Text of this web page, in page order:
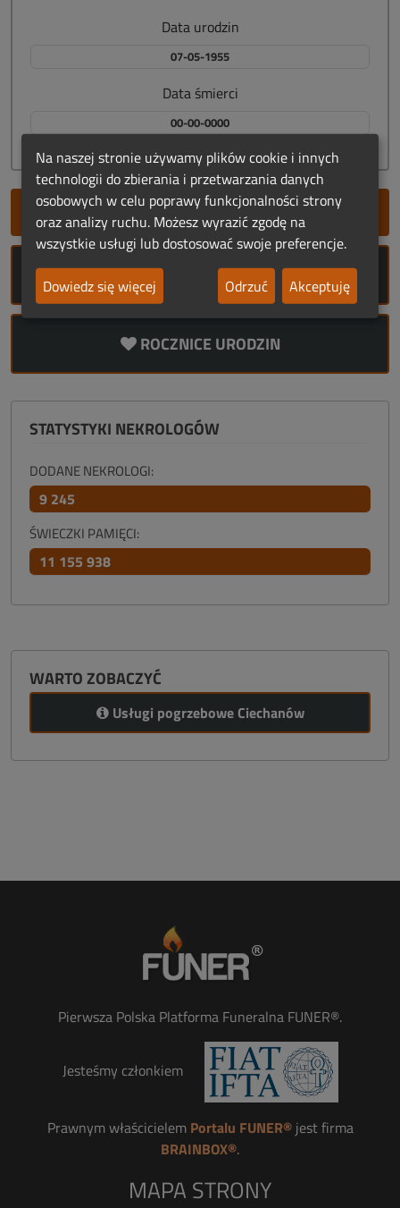
Data urodzin
07-05-1955
Data śmierci
00-00-0000
SZYBKIE DODANIE NEKROLOGU
ROCZNICE ŚMIERCI
ROCZNICE URODZIN
STATYSTYKI NEKROLOGÓW
DODANE NEKROLOGI:
9 245
ŚWIECZKI PAMIĘCI:
11 155 938
WARTO ZOBACZYĆ
Usługi pogrzebowe Ciechanów
Pierwsza Polska Platforma Funeralna FUNER®.
Jesteśmy członkiem
Prawnym właścicielem Portalu FUNER®jest firma
BRAINBOX®.
MAPA STRONY
Na naszej stronie używamy plików cookie i innych
technologii do zbierania i przetwarzania danych
osobowych w celu poprawy funkcjonalności strony
oraz analizy ruchu. Możesz wyrazić zgodę na
wszystkie usługi lub dostosować swoje preferencje.
Dowiedz się więcej
Odrzuć Akceptuję